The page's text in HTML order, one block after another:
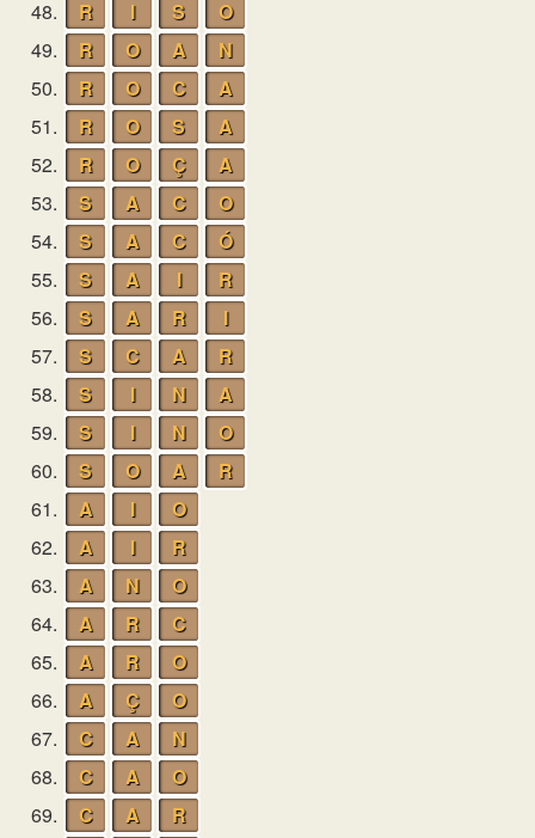
48. R I S
O
49.
R O A
N
50.
R O C
A
51.
R O S
A
52.
R O Ç
A
53.
S A C
O
54.
S A C
Ó
55.
S A I
R
56.
S A R
I
57.
S C A
R
58.
S I N
A
59.
S I N
O
60.
S O A
R
61.
A I
O
62.
A I
R
63.
A N
O
64.
A R
C
65.
A R
O
66.
A Ç
O
67.
C A
N
68.
C A
O
69.
C A
R